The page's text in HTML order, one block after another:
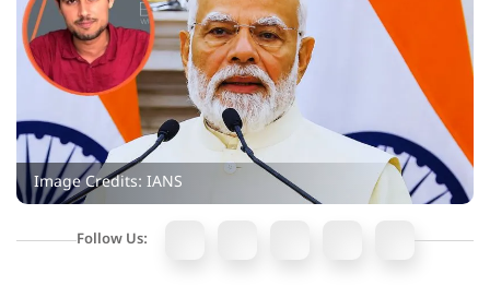
Image Credits: IANS
Follow Us: